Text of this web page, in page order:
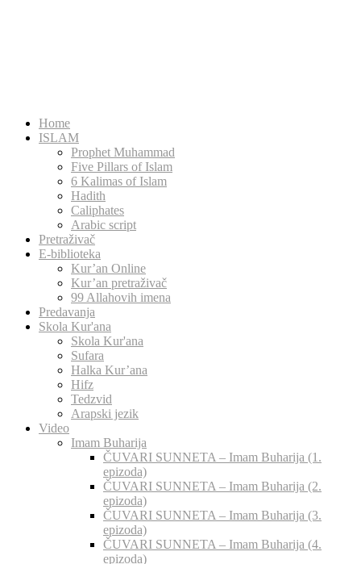
Home
ISLAM
Prophet Muhammad
Five Pillars of Islam
6 Kalimas of Islam
Hadith
Caliphates
Arabic script
Pretraživač
E-biblioteka
Kur’an Online
Kur’an pretraživač
99 Allahovih imena
Predavanja
Skola Kur'ana
Skola Kur'ana
Sufara
Halka Kur’ana
Hifz
Tedzvid
Arapski jezik
Video
Imam Buharija
ČUVARI SUNNETA – Imam Buharija (1.
epizoda)
ČUVARI SUNNETA – Imam Buharija (2.
epizoda)
ČUVARI SUNNETA – Imam Buharija (3.
epizoda)
ČUVARI SUNNETA – Imam Buharija (4.
epizoda)